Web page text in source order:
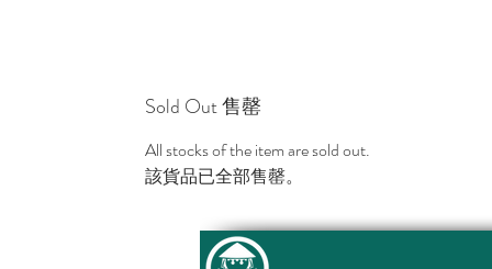
Sold Out 售罄
All stocks of the item are sold out.
該貨品已全部售罄。